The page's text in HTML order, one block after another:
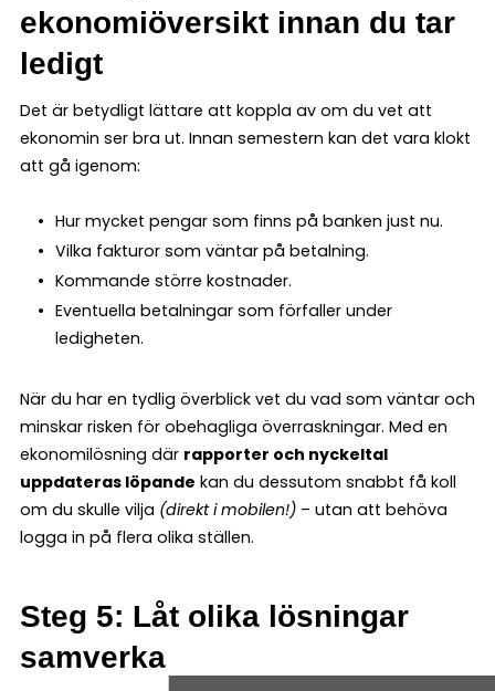
ekonomiöversikt innan du tar
ledigt
Det är betydligt lättare att koppla av om du vet att
ekonomin ser bra ut. Innan semestern kan det vara klokt
att gå igenom:
Hur mycket pengar som finns på banken just nu.
Vilka fakturor som väntar på betalning.
Kommande större kostnader.
Eventuella betalningar som förfaller under
ledigheten.
När du har en tydlig överblick vet du vad som väntar och
minskar risken för obehagliga överraskningar. Med en
ekonomilösning där rapporter och nyckeltal
uppdateras löpande kan du dessutom snabbt få koll
om du skulle vilja (direkt i mobilen!) – utan att behöva
logga in på flera olika ställen.
Steg 5: Låt olika lösningar
samverka